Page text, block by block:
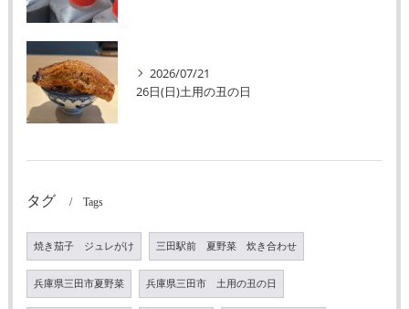
2026/07/21
26日(日)土用の丑の日
タグ Tags
焼き茄子 ジュレがけ 三田駅前 夏野菜 炊き合わせ
兵庫県三田市夏野菜 兵庫県三田市 土用の丑の日